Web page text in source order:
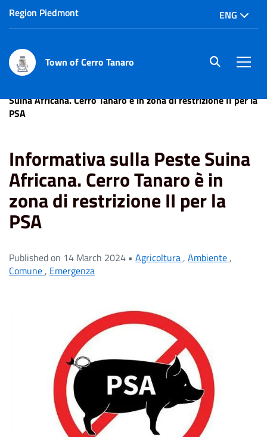
Region Piedmont ENG
Town of Cerro Tanaro site.searc
Suina Africana. Cerro Tanaro è in zona di restrizione II per la
PSA
Informativa sulla Peste Suina
Africana. Cerro Tanaro è in
zona di restrizione II per la
PSA
Published on 14 March 2024 • Agricoltura, Ambiente,
Comune, Emergenza